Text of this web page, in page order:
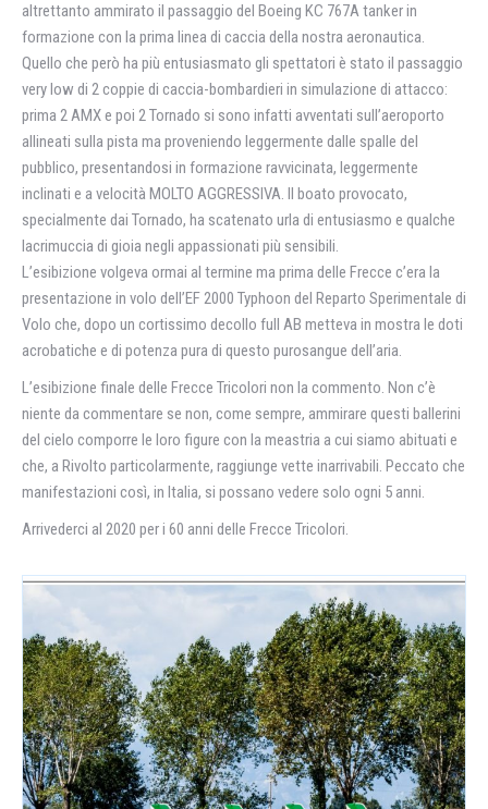
altrettanto ammirato il passaggio del Boeing KC 767A tanker in
formazione con la prima linea di caccia della nostra aeronautica.
Quello che però ha più entusiasmato gli spettatori è stato il passaggio
very low di 2 coppie di caccia-bombardieri in simulazione di attacco:
prima 2 AMX e poi 2 Tornado si sono infatti avventati sull’aeroporto
allineati sulla pista ma proveniendo leggermente dalle spalle del
pubblico, presentandosi in formazione ravvicinata, leggermente
inclinati e a velocità MOLTO AGGRESSIVA. Il boato provocato,
specialmente dai Tornado, ha scatenato urla di entusiasmo e qualche
lacrimuccia di gioia negli appassionati più sensibili.
L’esibizione volgeva ormai al termine ma prima delle Frecce c’era la
presentazione in volo dell’EF 2000 Typhoon del Reparto Sperimentale di
Volo che, dopo un cortissimo decollo full AB metteva in mostra le doti
acrobatiche e di potenza pura di questo purosangue dell’aria.
L’esibizione finale delle Frecce Tricolori non la commento. Non c’è
niente da commentare se non, come sempre, ammirare questi ballerini
del cielo comporre le loro figure con la meastria a cui siamo abituati e
che, a Rivolto particolarmente, raggiunge vette inarrivabili. Peccato che
manifestazioni così, in Italia, si possano vedere solo ogni 5 anni.
Arrivederci al 2020 per i 60 anni delle Frecce Tricolori.